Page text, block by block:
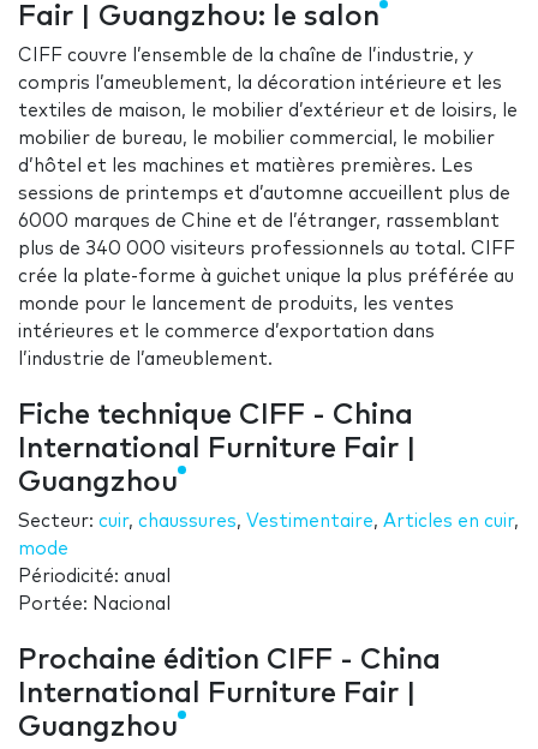
Fair | Guangzhou: le salon
CIFF couvre l’ensemble de la chaîne de l’industrie, y
compris l’ameublement, la décoration intérieure et les
textiles de maison, le mobilier d’extérieur et de loisirs, le
mobilier de bureau, le mobilier commercial, le mobilier
d’hôtel et les machines et matières premières. Les
sessions de printemps et d’automne accueillent plus de
6000 marques de Chine et de l’étranger, rassemblant
plus de 340 000 visiteurs professionnels au total. CIFF
crée la plate-forme à guichet unique la plus préférée au
monde pour le lancement de produits, les ventes
intérieures et le commerce d’exportation dans
l’industrie de l’ameublement.
Fiche technique CIFF - China
International Furniture Fair |
Guangzhou
Secteur: cuir, chaussures, Vestimentaire, Articles en cuir,
mode
Périodicité: anual
Portée: Nacional
Prochaine édition CIFF - China
International Furniture Fair |
Guangzhou